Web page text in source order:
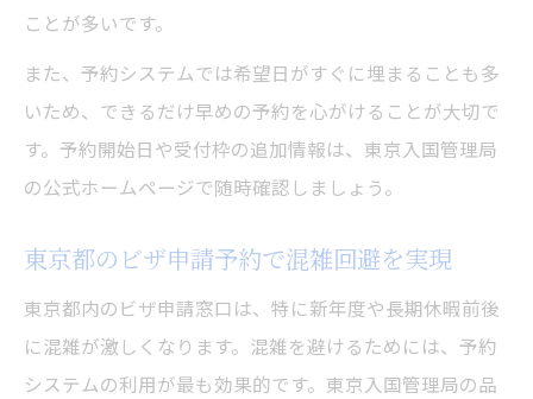
ことが多いです。
また、予約システムでは希望日がすぐに埋まることも多
いため、できるだけ早めの予約を心がけることが大切で
す。予約開始日や受付枠の追加情報は、東京入国管理局
の公式ホームページで随時確認しましょう。
東京都のビザ申請予約で混雑回避を実現
東京都内のビザ申請窓口は、特に新年度や長期休暇前後
に混雑が激しくなります。混雑を避けるためには、予約
システムの利用が最も効果的です。東京入国管理局の品